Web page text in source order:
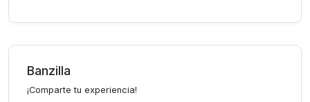
Banzilla
¡Comparte tu experiencia!